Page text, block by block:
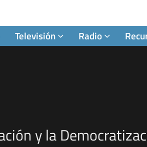
Televisión Radio
y la